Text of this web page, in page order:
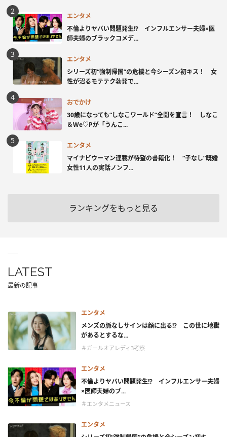
エンタメ
不倫よりヤバい問題発生!? インフルエンサー夫婦×医
師夫婦のブラックコメデ...
エンタメ
シリーズ初“強制帰国”の危機と今シーズン初キス！ 女
性が沼るモテテク勃発で...
おでかけ
30歳になっても“しなこワールド”全開を宣言！ しなこ
＆We♡Pが「うんこ...
エンタメ
マイナビウーマン連載が待望の書籍化！ “子なし”既婚
女性11人の実話ノンフ...
ランキングをもっと見る
LATEST
最新の記事
エンタメ
メンズの脈なしサインは顔に出る!? この世に地獄
があるとするな...
＃ガールオアレディ3考察
エンタメ
不倫よりヤバい問題発生!? インフルエンサー夫婦
×医師夫婦のブ...
＃エンタメニュース
エンタメ